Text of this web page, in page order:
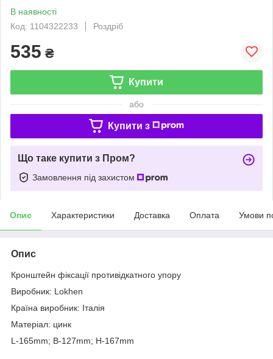
В наявності
Код: 1104322233
Роздріб
535 ₴
Купити
або
Купити з
Що таке купити з Пром?
Замовлення під захистом
Опис Характеристики Доставка Оплата Умови
Опис
Кронштейн фіксації противідкатного упору
Виробник: Lokhen
Країна виробник: Італія
Матеріал: цинк
L-165mm; B-127mm; H-167mm